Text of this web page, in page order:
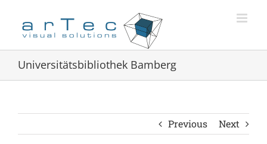
Inhalt
springen
Universitätsbibliothek Bamberg
Previous Next